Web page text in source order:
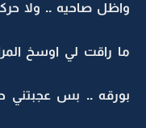
واظل صاحيه .. ولا حركة
ما راقت لي اوسخ
بورقه .. بس عجبتني